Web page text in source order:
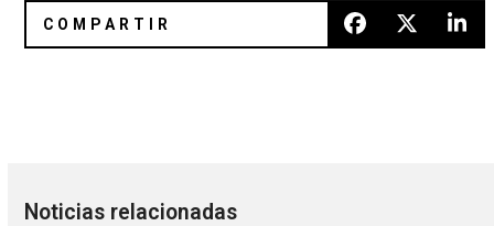
Noticias relacionadas